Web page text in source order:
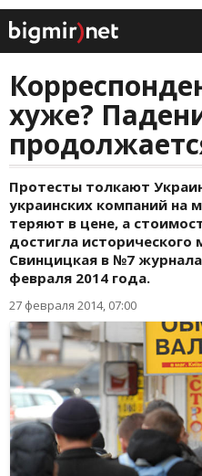
хуже?
Протесты толкают
украинских компаний
теряют в цене, а
достигла
Свинцицкая в №7
февраля 2014 года.
27 февраля 2014, 07:00